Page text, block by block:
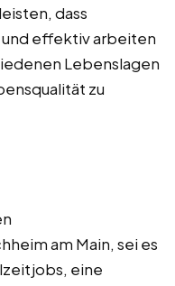
dass
effektiv arbeiten
Lebenslagen
zu
am Main, sei es
eine